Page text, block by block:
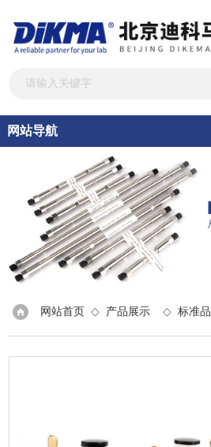
网站导航
网站首页 ◇ 产品展示 ◇标准品
[128639-02-1] Carfentrazone-ethyl 100mg